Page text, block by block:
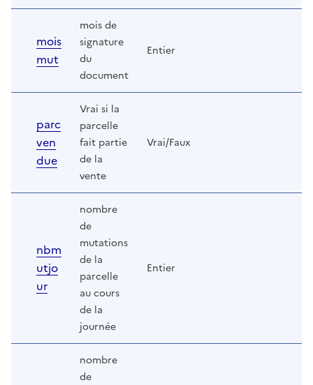
mois
mut
mois de
signature
du
document
Entier
parc
ven
due
Vrai si la
parcelle
fait partie
de la
vente
Vrai/Faux
nbm
utjo
ur
nombre
de
mutations
de la
parcelle
au cours
de la
journée
Entier
nombre
de